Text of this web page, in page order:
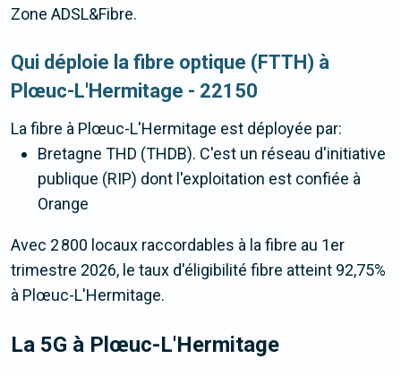
Zone ADSL&Fibre.
Qui déploie la fibre optique (FTTH) à
Plœuc-L'Hermitage - 22150
La fibre à Plœuc-L'Hermitage est déployée par:
Bretagne THD (THDB). C'est un réseau d'initiative
publique (RIP) dont l'exploitation est confiée à
Orange
Avec 2 800 locaux raccordables à la fibre au 1er
trimestre 2026, le taux d'éligibilité fibre atteint 92,75%
à Plœuc-L'Hermitage.
La 5G à Plœuc-L'Hermitage